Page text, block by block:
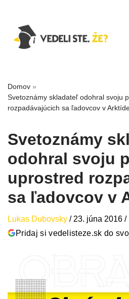
Domov »
Svetoznámy skladateľ odohral svoju
rozpadávajúcich sa ľadovcov v
Svetoznámy
odohral svoju
uprostred
sa ľadovcov v
Lukas Dubovsky / 23. júna 2016 /
Pridaj si vedelisteze.sk do